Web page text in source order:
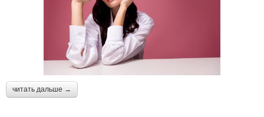
читать дальше →